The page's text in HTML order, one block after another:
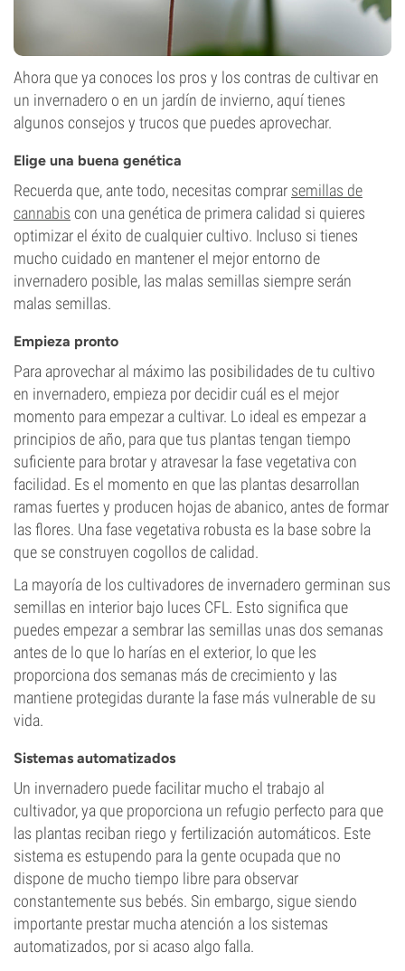
Ahora que ya conoces los pros y los contras de cultivar en
un invernadero o en un jardín de invierno, aquí tienes
algunos consejos y trucos que puedes aprovechar.
Elige una buena genética
Recuerda que, ante todo, necesitas comprar semillas de
cannabis con una genética de primera calidad si quieres
optimizar el éxito de cualquier cultivo. Incluso si tienes
mucho cuidado en mantener el mejor entorno de
invernadero posible, las malas semillas siempre serán
malas semillas.
Empieza pronto
Para aprovechar al máximo las posibilidades de tu cultivo
en invernadero, empieza por decidir cuál es el mejor
momento para empezar a cultivar. Lo ideal es empezar a
principios de año, para que tus plantas tengan tiempo
suficiente para brotar y atravesar la fase vegetativa con
facilidad. Es el momento en que las plantas desarrollan
ramas fuertes y producen hojas de abanico, antes de formar
las flores. Una fase vegetativa robusta es la base sobre la
que se construyen cogollos de calidad.
La mayoría de los cultivadores de invernadero germinan sus
semillas en interior bajo luces CFL. Esto significa que
puedes empezar a sembrar las semillas unas dos semanas
antes de lo que lo harías en el exterior, lo que les
proporciona dos semanas más de crecimiento y las
mantiene protegidas durante la fase más vulnerable de su
vida.
Sistemas automatizados
Un invernadero puede facilitar mucho el trabajo al
cultivador, ya que proporciona un refugio perfecto para que
las plantas reciban riego y fertilización automáticos. Este
sistema es estupendo para la gente ocupada que no
dispone de mucho tiempo libre para observar
constantemente sus bebés. Sin embargo, sigue siendo
importante prestar mucha atención a los sistemas
automatizados, por si acaso algo falla.